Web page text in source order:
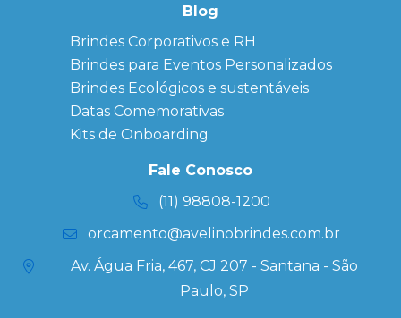
personalizados
Brindes
Corporativos
Copos Térmicos
Personalizados
Datas Especiais
Ecobag
Personalizada
Kits
Blog
Brindes Corporativos e RH
Brindes para Eventos Personalizados
Brindes Ecológicos e sustentáveis
Datas Comemorativas
Kits de Onboarding
Fale Conosco
(11) 98808-1200
orcamento@avelinobrindes.com.br
Av. Água Fria, 467, CJ 207 - Santana - São
Paulo, SP